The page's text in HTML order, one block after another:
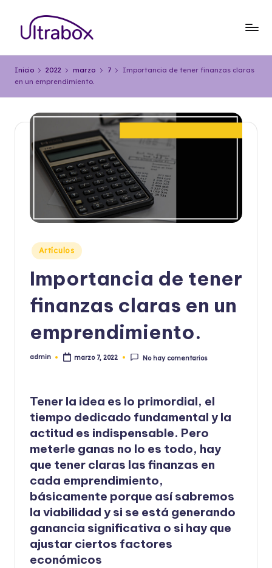
Saltar
contenido
l
o
b
Inicio 2022 marzo 7
Importancia de tener finanzas claras
en un emprendimiento.
Publicado
en
Artículos
Importancia de tener
finanzas claras en un
emprendimiento.
Publicado
admin marzo 7, 2022 No hay comentarios
Tener la idea es lo primordial, el
tiempo dedicado fundamental y la
actitud es indispensable. Pero
meterle ganas no lo es todo, hay
que tener claras las finanzas en
cada emprendimiento,
básicamente porque así sabremos
la viabilidad y si se está generando
ganancia significativa o si hay que
ajustar ciertos factores
económicos